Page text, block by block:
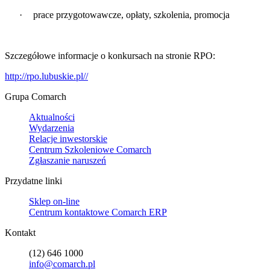
·
prace przygotowawcze, opłaty, szkolenia, promocja
Szczegółowe informacje o konkursach na stronie RPO:
http://rpo.lubuskie.pl//
Grupa Comarch
Aktualności
Wydarzenia
Relacje inwestorskie
Centrum Szkoleniowe Comarch
Zgłaszanie naruszeń
Przydatne linki
Sklep on-line
Centrum kontaktowe Comarch ERP
Kontakt
(12) 646 1000
info@comarch.pl